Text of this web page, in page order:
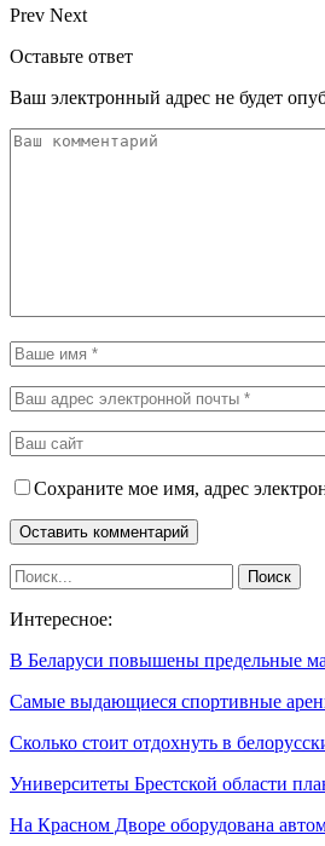
Prev Next
Оставьте ответ
Ваш электронный адрес не будет
Сохраните мое имя, адрес
Интересное:
В Беларуси повышены предельные
Самые выдающиеся спортивные
Сколько стоит отдохнуть в
Университеты Брестской области
На Красном Дворе оборудована